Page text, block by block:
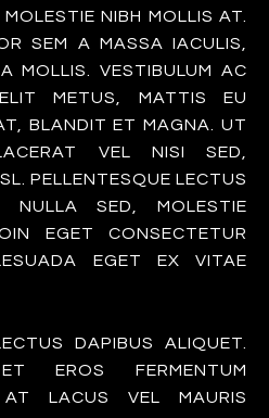
NIBH MOLLIS AT.
SEM A MASSA IACULIS,
MOLLIS. VESTIBULUM AC
METUS, MATTIS EU
BLANDIT ET MAGNA. UT
VEL NISI SED,
PELLENTESQUE LECTUS
NULLA SED, MOLESTIE
EGET CONSECTETUR
EGET EX VITAE
DAPIBUS ALIQUET.
EROS FERMENTUM
AT LACUS VEL MAURIS